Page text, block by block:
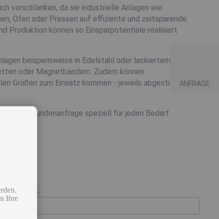
ANFRAGE
verschlanken, da sie industrielle Anlagen wie
Öfen oder Pressen auf effiziente und zeitsparende
Produktion können so Einsparpotentiale realisiert
beispielsweise in Edelstahl oder lackiertem Stahl
oder Magnetbändern. Zudem können
Größen zum Einsatz kommen - jeweils abgestimmt auf
sie auf Kundenanfrage speziell für jeden Bedarf
Nachname
Ihre